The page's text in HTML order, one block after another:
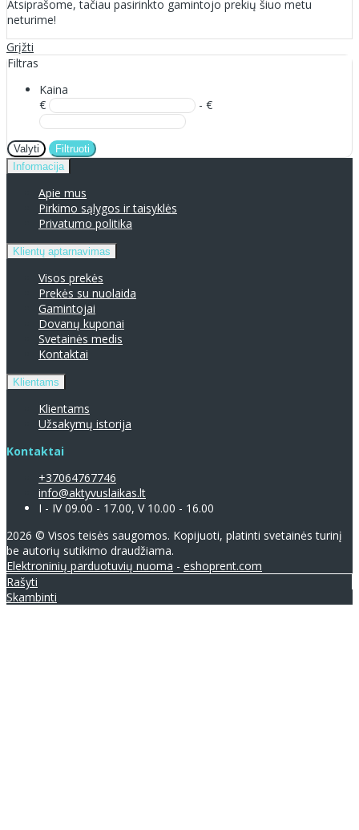
Atsiprašome, tačiau pasirinkto gamintojo prekių šiuo metu
neturime!
Grįžti
Filtras
Kaina
€
- €
Valyti
Filtruoti
Informacija
Apie mus
Pirkimo sąlygos ir taisyklės
Privatumo politika
Klientų aptarnavimas
Visos prekės
Prekės su nuolaida
Gamintojai
Dovanų kuponai
Svetainės medis
Kontaktai
Klientams
Klientams
Užsakymų istorija
Kontaktai
+37064767746
info@aktyvuslaikas.lt
I - IV 09.00 - 17.00, V 10.00 - 16.00
2026 © Visos teisės saugomos. Kopijuoti, platinti svetainės turinį
be autorių sutikimo draudžiama.
Elektroninių parduotuvių nuoma - eshoprent.com
Rašyti
Skambinti